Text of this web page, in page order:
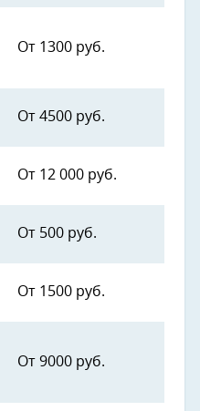
От 1300 руб.
От 4500 руб.
От 12 000 руб.
От 500 руб.
От 1500 руб.
От 9000 руб.